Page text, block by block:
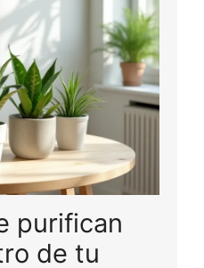
purifican
de tu